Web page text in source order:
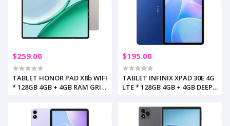
$259.00
TABLET HONOR PAD X8b WIFI
* 128GB 4GB + 4GB RAM GRIS
$195.00
TABLET INFINIX XPAD 30E 4G
LTE * 128GB 4GB + 4GB DEEP